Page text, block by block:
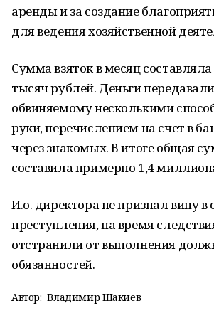
аренды и за создание
для ведения хозяйственной
Сумма взяток в месяц составляла
тысяч рублей. Деньги
обвиняемому несколькими
руки, перечислением на счет в
через знакомых. В итоге общая
составила примерно 1,4
И.о. директора не признал вину в
преступления, на время
отстранили от выполнения
обязанностей.
Автор: Владимир Шакиев